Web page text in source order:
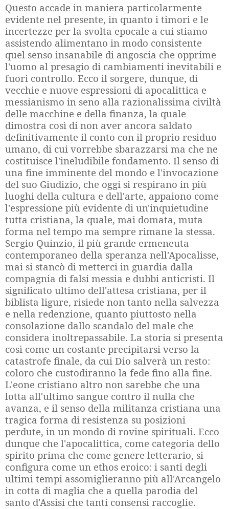
Questo accade in maniera particolarmente
evidente nel presente, in quanto i timori e le
incertezze per la svolta epocale a cui stiamo
assistendo alimentano in modo consistente
quel senso insanabile di angoscia che opprime
l'uomo al presagio di cambiamenti inevitabili e
fuori controllo. Ecco il sorgere, dunque, di
vecchie e nuove espressioni di apocalittica e
messianismo in seno alla razionalissima civiltà
delle macchine e della finanza, la quale
dimostra così di non aver ancora saldato
definitivamente il conto con il proprio residuo
umano, di cui vorrebbe sbarazzarsi ma che ne
costituisce l'ineludibile fondamento. Il senso di
una fine imminente del mondo e l'invocazione
del suo Giudizio, che oggi si respirano in più
luoghi della cultura e dell'arte, appaiono come
l'espressione più evidente di un'inquietudine
tutta cristiana, la quale, mai domata, muta
forma nel tempo ma sempre rimane la stessa.
Sergio Quinzio, il più grande ermeneuta
contemporaneo della speranza nell'Apocalisse,
mai si stancò di metterci in guardia dalla
compagnia di falsi messia e dubbi anticristi. Il
significato ultimo dell'attesa cristiana, per il
biblista ligure, risiede non tanto nella salvezza
e nella redenzione, quanto piuttosto nella
consolazione dallo scandalo del male che
considera inoltrepassabile. La storia si presenta
così come un costante precipitarsi verso la
catastrofe finale, da cui Dio salverà un resto:
coloro che custodiranno la fede fino alla fine.
L'eone cristiano altro non sarebbe che una
lotta all'ultimo sangue contro il nulla che
avanza, e il senso della militanza cristiana una
tragica forma di resistenza su posizioni
perdute, in un mondo di rovine spirituali. Ecco
dunque che l'apocalittica, come categoria dello
spirito prima che come genere letterario, si
configura come un ethos eroico: i santi degli
ultimi tempi assomiglieranno più all'Arcangelo
in cotta di maglia che a quella parodia del
santo d'Assisi che tanti consensi raccoglie.